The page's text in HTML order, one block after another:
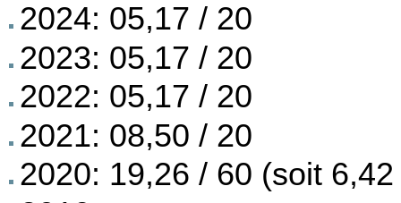
2024: 05,17 / 20
2023: 05,17 / 20
2022: 05,17 / 20
2021: 08,50 / 20
2020: 19,26 / 60 (soit